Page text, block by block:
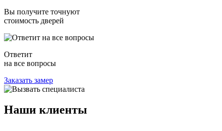
Вы получите точнуют
стоимость дверей
Ответит
на все вопросы
Заказать замер
Наши клиенты